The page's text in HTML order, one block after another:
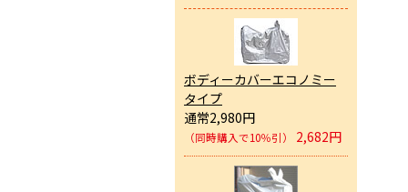
ボディーカバーエコノミー
タイプ
通常2,980円
（同時購入で10％引） 2,682円